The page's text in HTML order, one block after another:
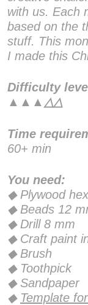
with us. Each
based on the
stuff. This
I made this
Difficulty
▲▲ ▲ △△
Time
60+ min
You need:
◆ Plywood
◆ Beads 12
◆ Drill 8 mm
◆ Craft paint
◆ Brush
◆ Toothpick
◆ Sandpaper
◆ Template